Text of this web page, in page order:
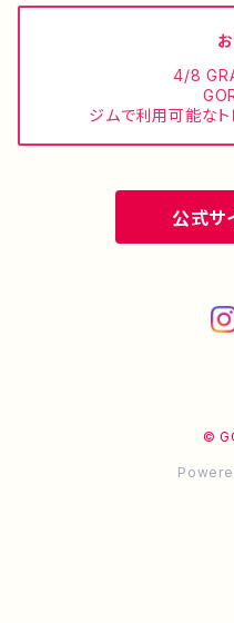
4/8
ジムで利用可能なト
公式サ
©